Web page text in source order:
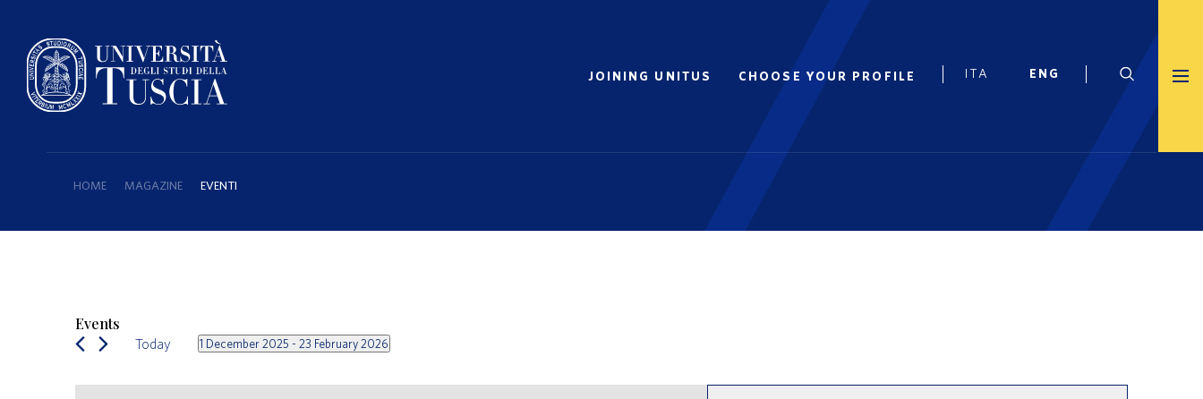
JOINING UNITUS CHOOSE YOUR PROFILE
HOME MAGAZINE EVENTI
Events
Today 1 December 2025 - 23 February 2026